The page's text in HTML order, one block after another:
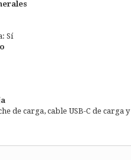
Sí
de carga, cable USB-C de carga